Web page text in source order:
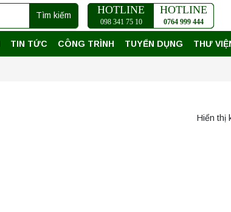
Tìm kiếm HOTLINE
098 341 75 10
HOTLINE
0764 999 444
TIN TỨC CÔNG TRÌNH TUYỂN DỤNG THƯ
Hiển thị